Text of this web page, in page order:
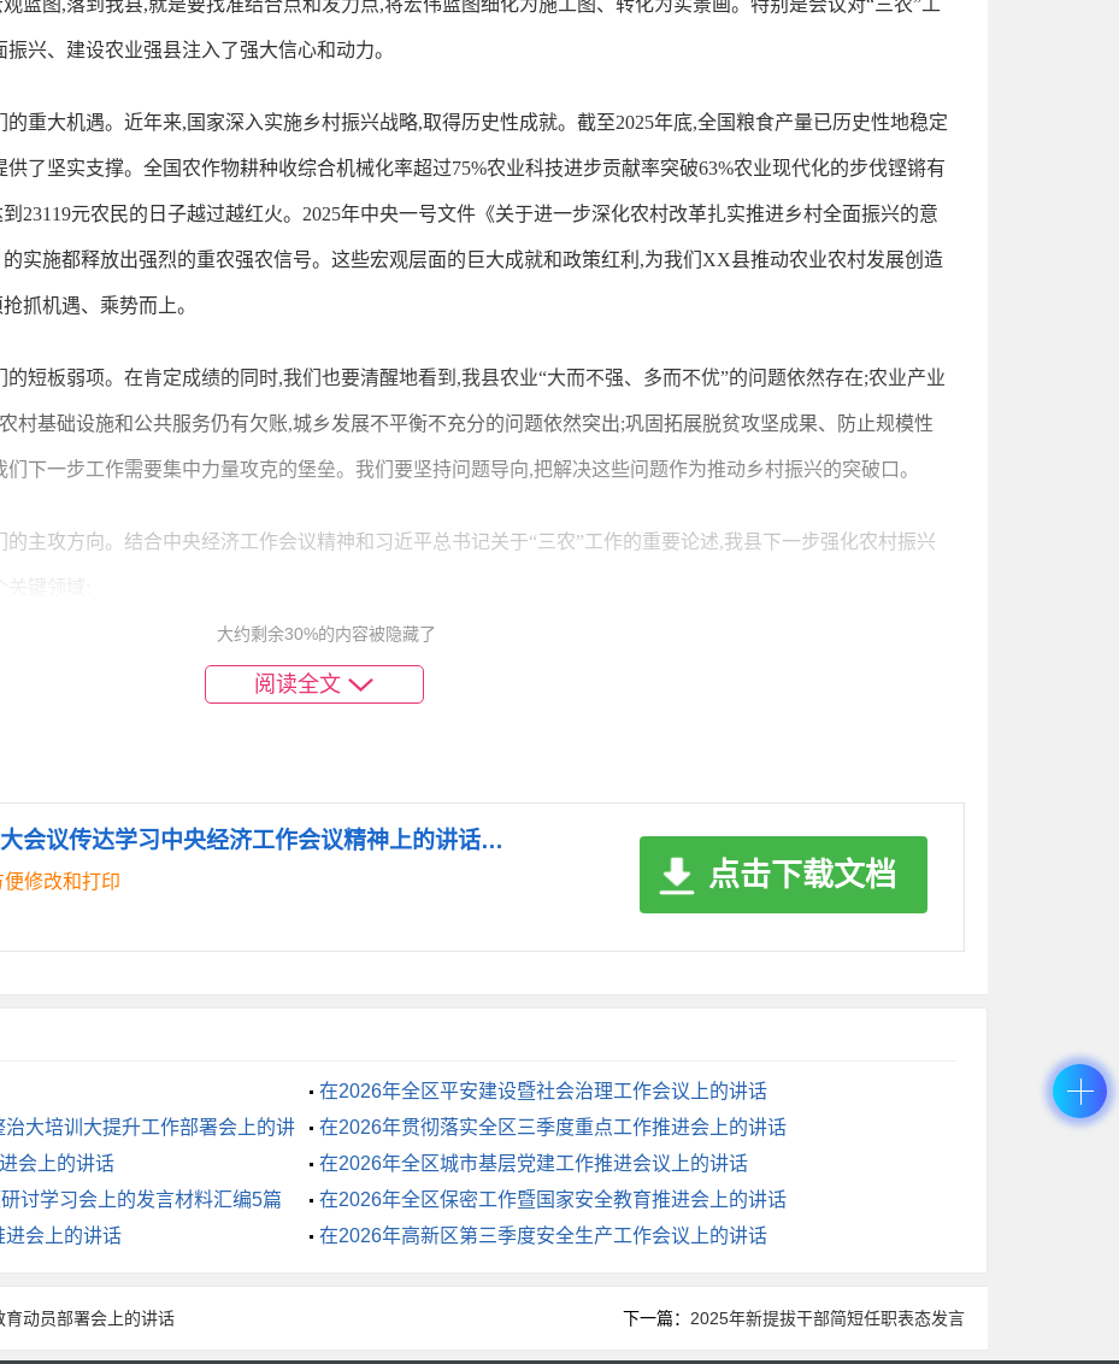
蓝图,落到我县,就是要找准结合点和发力点,将宏伟蓝图细化为施工图、转化为实景画。特别是会议对“三农”工
兴、建设农业强县注入了强大信心和动力。
重大机遇。近年来,国家深入实施乡村振兴战略,取得历史性成就。截至2025年底,全国粮食产量已历史性地稳定
了坚实支撑。全国农作物耕种收综合机械化率超过75%农业科技进步贡献率突破63%农业现代化的步伐铿锵有
23119元农民的日子越过越红火。2025年中央一号文件《关于进一步深化农村改革扎实推进乡村全面振兴的意
实施都释放出强烈的重农强农信号。这些宏观层面的巨大成就和政策红利,为我们XX县推动农业农村发展创造
抓机遇、乘势而上。
短板弱项。在肯定成绩的同时,我们也要清醒地看到,我县农业“大而不强、多而不优”的问题依然存在;农业产业
村基础设施和公共服务仍有欠账,城乡发展不平衡不充分的问题依然突出;巩固拓展脱贫攻坚成果、防止规模性
下一步工作需要集中力量攻克的堡垒。我们要坚持问题导向,把解决这些问题作为推动乡村振兴的突破口。
主攻方向。结合中央经济工作会议精神和习近平总书记关于“三农”工作的重要论述,我县下一步强化农村振兴
模式确保我县的粮食播种面积和产量只增不减。
乡村兴。我们要深入学习运用“千万工程”经验依托我县XX资源优势,做强XX特色主导产业,大力发展农产品加工
育乡村旅游、休闲农业、农村电商等新业态让农村的绿水青山真正变成金山银山。
根本出路在于现代化,农业现代化关键在科技进步。我们要推动大数据、物联网等现代信息技术与农业生产深度
年底预计的96%的水平。同时,要提升农村教育、医疗、养老等公共服务水平,让农民就地过上现代文明生活。
议精神在XX县落地生根
神,关键在行动,最终看效果。全县政府机关的同志们,特别是今天在座的各位负责同志,是推动我县发展的“关键
干部群众把会议精神转化为一项项具体的工作举措。
食安全底线。粮食安全是“国之大者”。县农业农村局、自然资源局等部门要协同作战,一方面要严防死守耕地红
大约剩余30%的内容被隐藏了
阅读全文
《XX县政府机关在扩大会议传达学习中央经济工作会议精神上的讲话稿（精品）.doc》
修改和打印 点击下载文档
在2026年全区平安建设暨社会治理工作会议上的讲话
大培训大提升工作部署会上的讲
在2026年贯彻落实全区三季度重点工作推进会上的讲话
会上的讲话
在2026年全区城市基层党建工作推进会议上的讲话
讨学习会上的发言材料汇编5篇
在2026年全区保密工作暨国家安全教育推进会上的讲话
会上的讲话
在2026年高新区第三季度安全生产工作会议上的讲话
动员部署会上的讲话 下一篇： 2025年新提拔干部简短任职表态发言